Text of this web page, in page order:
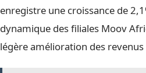
enregistre une croissance de
dynamique des filiales Moov
légère amélioration des